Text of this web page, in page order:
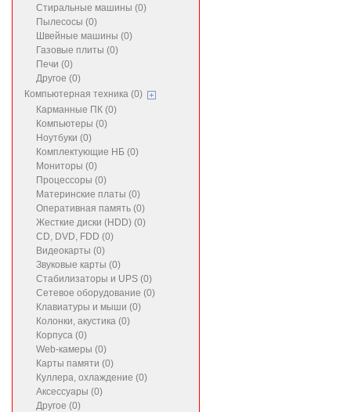
Стиральные машины (0)
Пылесосы (0)
Швейные машины (0)
Газовые плиты (0)
Печи (0)
Другое (0)
Компьютерная техника (0)
Карманные ПК (0)
Компьютеры (0)
Ноутбуки (0)
Комплектующие НБ (0)
Мониторы (0)
Процессоры (0)
Материнские платы (0)
Оперативная память (0)
Жесткие диски (HDD) (0)
CD, DVD, FDD (0)
Видеокарты (0)
Звуковые карты (0)
Стабилизаторы и UPS (0)
Сетевое оборудование (0)
Клавиатуры и мыши (0)
Колонки, акустика (0)
Корпуса (0)
Web-камеры (0)
Карты памяти (0)
Куллера, охлаждение (0)
Аксессуары (0)
Другое (0)